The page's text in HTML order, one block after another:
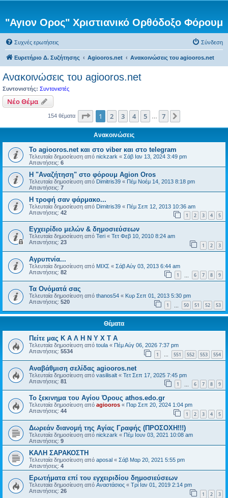
"Αγιον Ορος" Χριστιανικό Ορθόδοξο Φόρουμ
Συχνές ερωτήσεις Σύνδεση
Ευρετήριο Δ. Συζήτησης Agiooros.net Ανακοινώσεις του agiooros.net
Ανακοινώσεις του agiooros.net
Συντονιστής: Συντονιστές
Νέο Θέμα
154 θέματα Σελίδα από7
1 2 3 4 5 7
Ανακοινώσεις
Το agiooros.net και στο viber και στο telegram
Τελευταία δημοσίευση από nickzark « Σάβ Ιαν 13, 2024 3:49 pm
Απαντήσεις: 6
Η "Αναζήτηση" στο φόρουμ Agion Oros
Τελευταία δημοσίευση από Dimitris39 « Πέμ Νοέμ 14, 2013 8:18 pm
Απαντήσεις: 7
H τροφή σαν φάρμακο...
Τελευταία δημοσίευση από Dimitris39 « Πέμ Σεπ 12, 2013 10:36 am
Απαντήσεις: 42 1 2 3 4 5
Εγχειρίδιο μελών & δημοσιεύσεων
Τελευταία δημοσίευση από Teri « Τετ Φεβ 10, 2010 8:24 am
Απαντήσεις: 23 1 2 3
Αγρυπνία...
Τελευταία δημοσίευση από ΜΙΧΣ « Σάβ Αύγ 03, 2013 6:44 am
Απαντήσεις: 82 1 6 7 8 9
Τα Ονόματά σας
Τελευταία δημοσίευση από thanos54 « Κυρ Σεπ 01, 2013 5:30 pm
Απαντήσεις: 520 1 50 51 52 53
Θέματα
Πείτε μας Κ Α Λ Η Ν Υ Χ Τ Α
Τελευταία δημοσίευση από toula « Πέμ Αύγ 06, 2026 7:37 pm
Απαντήσεις: 5534 1 … 551 552 553 554
Αναβάθμιση σελίδας agiooros.net
Τελευταία δημοσίευση από vasilisalt « Τετ Σεπ 17, 2025 7:45 pm
Απαντήσεις: 81 1 6 7 8 9
Το ξεκινημα του Αγίου Όρους athos.edo.gr
Τελευταία δημοσίευση από agiooros « Παρ Σεπ 20, 2024 1:04 pm
Απαντήσεις: 44 1 2 3 4 5
Δωρεάν διανομή της Αγίας Γραφής (ΠΡΟΣΟΧΗ!!!)
Τελευταία δημοσίευση από nickzark « Πέμ Ιουν 03, 2021 10:08 am
Απαντήσεις: 9
ΚΑΛΗ ΣΑΡΑΚΟΣΤΗ
Τελευταία δημοσίευση από aposal « Σάβ Μαρ 20, 2021 5:55 pm
Απαντήσεις: 4
Ερωτήματα επί του εγχειριδίου δημοσιεύσεων
Τελευταία δημοσίευση από Αναστάσιος « Τρί Ιαν 01, 2019 2:14 pm
Απαντήσεις: 26 1 2 3